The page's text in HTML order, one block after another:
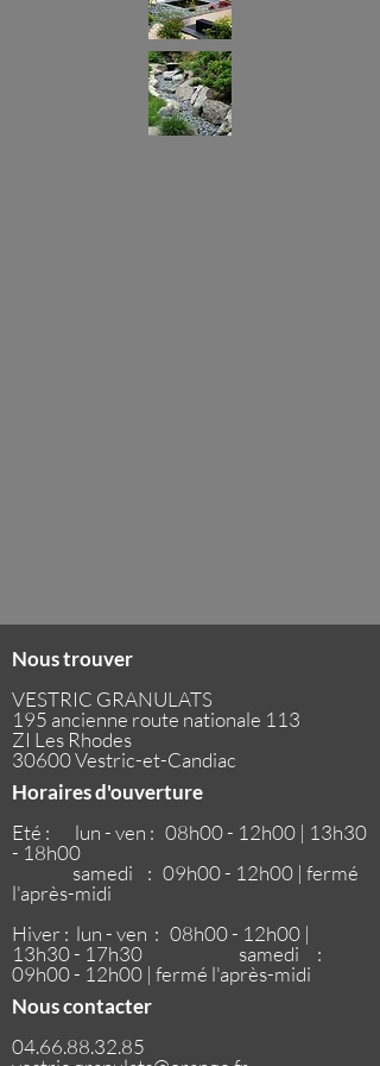
Nous trouver
VESTRIC GRANULATS
195 ancienne route nationale 113
ZI Les Rhodes
30600 Vestric-et-Candiac
Horaires d'ouverture
Eté : lun - ven : 08h00 - 12h00 | 13h30
- 18h00
samedi : 09h00 - 12h00 | fermé
l'après-midi
Hiver : lun - ven : 08h00 - 12h00 |
13h30 - 17h30 samedi :
09h00 - 12h00 | fermé l'après-midi
Nous contacter
04.66.88.32.85